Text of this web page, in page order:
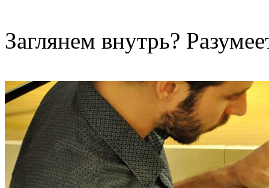
Заглянем внутрь?